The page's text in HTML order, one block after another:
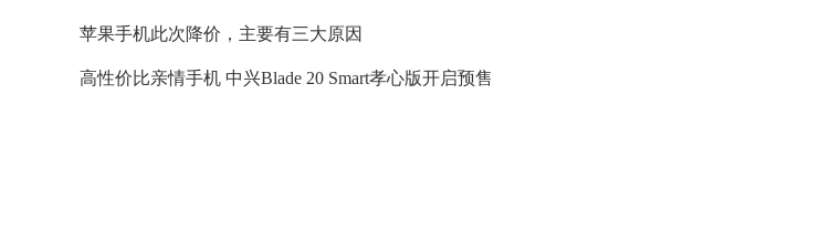
苹果手机此次降价，主要有三大原因
高性价比亲情手机 中兴Blade 20 Smart孝心版开启预售